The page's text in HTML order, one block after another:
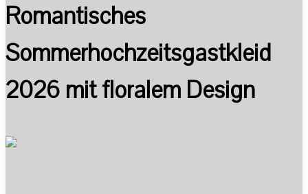
Romantisches
Sommerhochzeitsgastkleid
2026 mit floralem Design